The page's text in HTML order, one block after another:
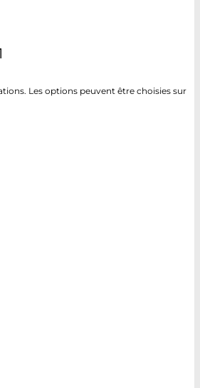
Les options peuvent être choisies sur